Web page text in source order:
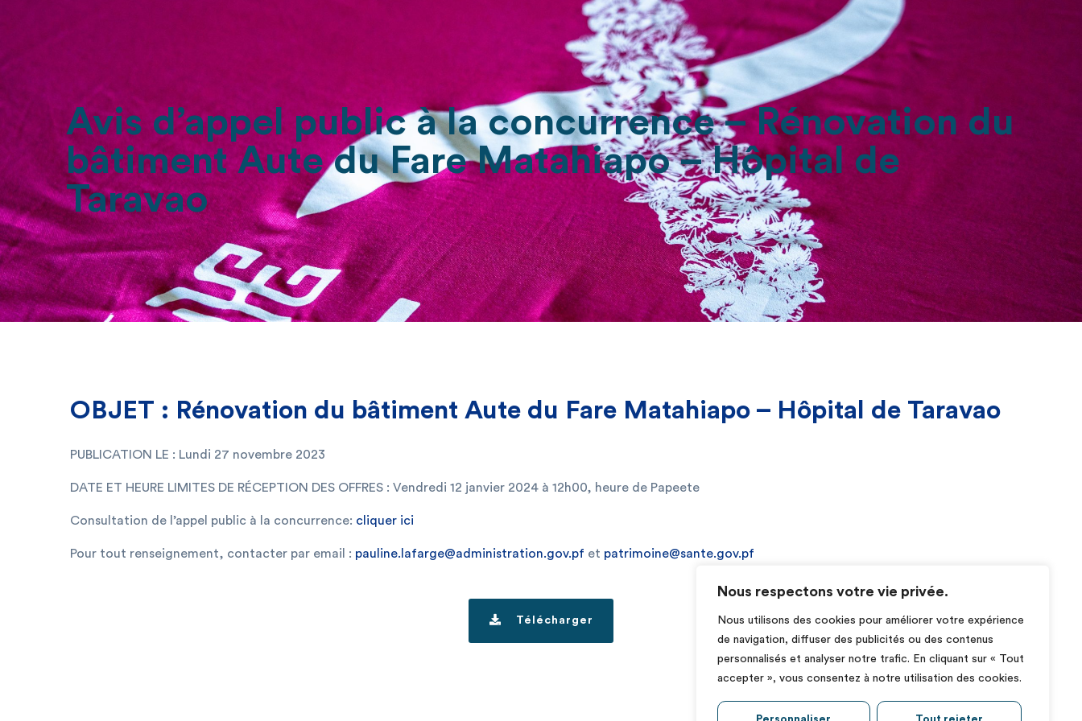
Nous respectons votre vie privée.
Nous utilisons des cookies pour améliorer votre expérience
de navigation, diffuser des publicités ou des contenus
personnalisés et analyser notre trafic. En cliquant sur « Tout
accepter », vous consentez à notre utilisation des cookies.
Avis d’appel public à la concurrence – Rénovation du
bâtiment Aute du Fare Matahiapo – Hôpital de
Taravao
OBJET : Rénovation du bâtiment Aute du Fare Matahiapo – Hôpital de Taravao
PUBLICATION LE : Lundi 27 novembre 2023
DATE ET HEURE LIMITES DE RÉCEPTION DES OFFRES : Vendredi 12 janvier 2024 à 12h00, heure de Papeete
Consultation de l’appel public à la concurrence: cliquer ici
Pour tout renseignement, contacter par email : pauline.lafarge@administration.gov.pf et patrimoine@sante.gov.pf
Télécharger